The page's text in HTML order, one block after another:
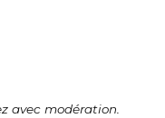
avec modération.